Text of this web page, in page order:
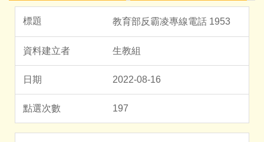
教育部反霸凌專線電話 1953
生教組
2022-08-16
197